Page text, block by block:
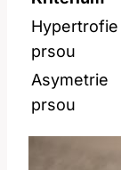
Hypertrofie
prsou
Asymetrie
prsou